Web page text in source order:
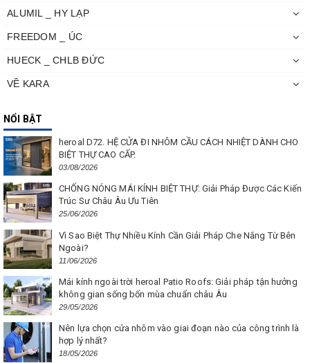
ALUMIL _ HY LẠP
FREEDOM _ ÚC
HUECK _ CHLB ĐỨC
VỀ KARA
NỔI BẬT
heroal D72. HỆ CỬA ĐI NHÔM CẦU CÁCH NHIỆT DÀNH CHO
BIỆT THỰ CAO CẤP.
03/08/2026
CHỐNG NÓNG MÁI KÍNH BIỆT THỰ: Giải Pháp Được Các Kiến
Trúc Sư Châu Âu Ưu Tiên
25/06/2026
Vì Sao Biệt Thự Nhiều Kính Cần Giải Pháp Che Nắng Từ Bên
Ngoài?
11/06/2026
Mái kính ngoài trời heroal Patio Roofs: Giải pháp tận hưởng
không gian sống bốn mùa chuẩn châu Âu
29/05/2026
Nên lựa chọn cửa nhôm vào giai đoạn nào của công trình là
hợp lý nhất?
18/05/2026